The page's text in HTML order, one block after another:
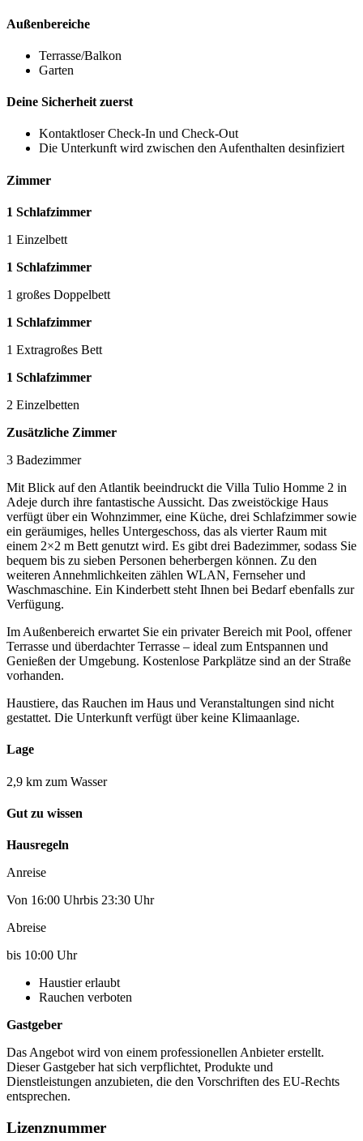
Außenbereiche
Terrasse/Balkon
Garten
Deine Sicherheit zuerst
Kontaktloser Check-In und Check-Out
Die Unterkunft wird zwischen den Aufenthalten desinfiziert
Zimmer
1 Schlafzimmer
1 Einzelbett
1 Schlafzimmer
1 großes Doppelbett
1 Schlafzimmer
1 Extragroßes Bett
1 Schlafzimmer
2 Einzelbetten
Zusätzliche Zimmer
3 Badezimmer
Mit Blick auf den Atlantik beeindruckt die Villa Tulio Homme 2 in
Adeje durch ihre fantastische Aussicht. Das zweistöckige Haus
verfügt über ein Wohnzimmer, eine Küche, drei Schlafzimmer sowie
ein geräumiges, helles Untergeschoss, das als vierter Raum mit
einem 2×2 m Bett genutzt wird. Es gibt drei Badezimmer, sodass Sie
bequem bis zu sieben Personen beherbergen können. Zu den
weiteren Annehmlichkeiten zählen WLAN, Fernseher und
Waschmaschine. Ein Kinderbett steht Ihnen bei Bedarf ebenfalls zur
Verfügung.
Im Außenbereich erwartet Sie ein privater Bereich mit Pool, offener
Terrasse und überdachter Terrasse – ideal zum Entspannen und
Genießen der Umgebung. Kostenlose Parkplätze sind an der Straße
vorhanden.
Haustiere, das Rauchen im Haus und Veranstaltungen sind nicht
gestattet. Die Unterkunft verfügt über keine Klimaanlage.
Lage
2,9 km zum Wasser
Gut zu wissen
Hausregeln
Anreise
Von 16:00 Uhrbis 23:30 Uhr
Abreise
bis 10:00 Uhr
Haustier erlaubt
Rauchen verboten
Gastgeber
Das Angebot wird von einem professionellen Anbieter erstellt.
Dieser Gastgeber hat sich verpflichtet, Produkte und
Dienstleistungen anzubieten, die den Vorschriften des EU-Rechts
entsprechen.
Lizenznummer